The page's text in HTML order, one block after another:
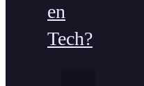
en
Tech?